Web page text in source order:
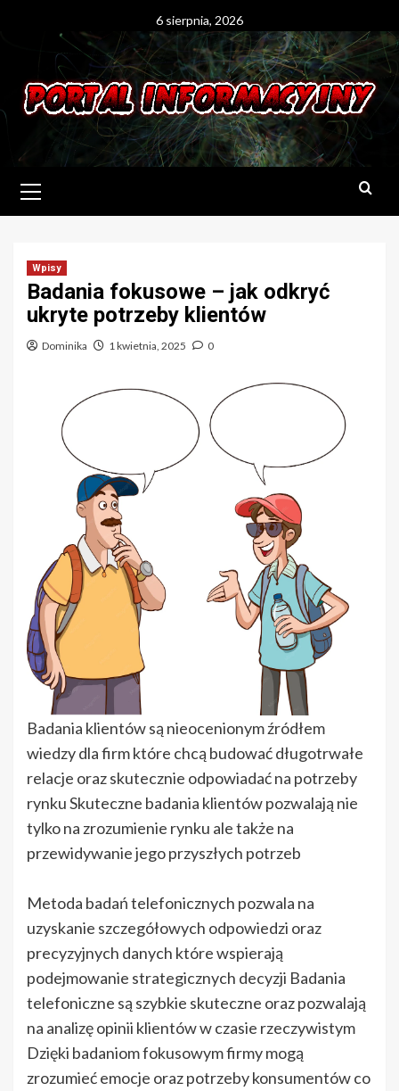
6 sierpnia, 2026
Menu
Wpisy
Badania fokusowe – jak odkryć
ukryte potrzeby klientów
Dominika 1 kwietnia, 2025 0
Badania klientów są nieocenionym źródłem
wiedzy dla firm które chcą budować długotrwałe
relacje oraz skutecznie odpowiadać na potrzeby
rynku Skuteczne badania klientów pozwalają nie
tylko na zrozumienie rynku ale także na
przewidywanie jego przyszłych potrzeb
Metoda badań telefonicznych pozwala na
uzyskanie szczegółowych odpowiedzi oraz
precyzyjnych danych które wspierają
podejmowanie strategicznych decyzji Badania
telefoniczne są szybkie skuteczne oraz pozwalają
na analizę opinii klientów w czasie rzeczywistym
Dzięki badaniom fokusowym firmy mogą
zrozumieć emocje oraz potrzeby konsumentów co